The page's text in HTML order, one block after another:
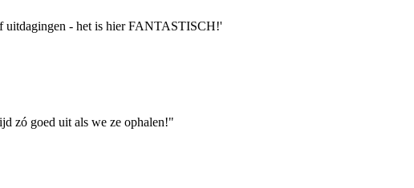
uitdagingen - het is hier FANTASTISCH!'
zó goed uit als we ze ophalen!"